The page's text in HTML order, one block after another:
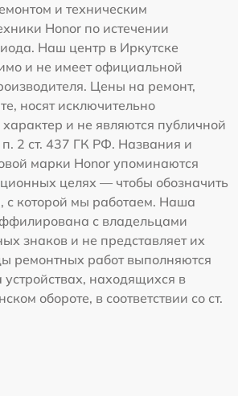
и техническим
Honor по истечении
Наш центр в Иркутске
и не имеет официальной
Цены на ремонт,
носят исключительно
и не являются публичной
п. 2 ст. 437 ГК РФ. Названия и
марки Honor упоминаются
целях — чтобы обозначить
с которой мы работаем. Наша
с владельцами
знаков и не представляет их
ремонтных работ выполняются
находящихся в
обороте, в соответствии со ст.